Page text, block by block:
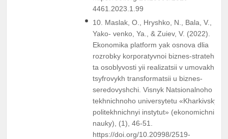
4461.2023.1.99
10. Maslak, O., Hryshko, N., Bala, V.,
Yako- venko, Ya., & Zuiev, V. (2022).
Ekonomika platform yak osnova dlia
rozrobky korporatyvnoi biznes-stratehii
ta osoblyvosti yii realizatsii v umovakh
tsyfrovykh transformatsii u biznes-
seredovyshchi. Visnyk Natsionalnoho
tekhnichnoho universytetu «Kharkivskyi
politekhnichnyi instytut» (ekonomichni
nauky), (1), 46-51.
https://doi.org/10.20998/2519-